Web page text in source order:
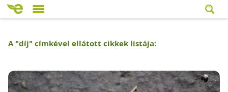
A "díj" címkével ellátott cikkek listája: